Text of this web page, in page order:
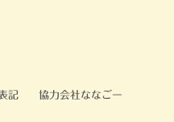
記 協力会社ななごー